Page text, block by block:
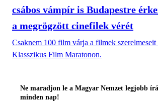
csábos vámpír is Budapestre
a megrögzött cinefilek vérét
Csaknem 100 film várja a filmek szerelmeseit
Klasszikus Film Maratonon.
Ne maradjon le a Magyar Nemzet legjobb
minden nap!